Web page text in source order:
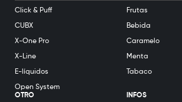
Click & Puff
CUBX
X-One Pro
X-Line
E-líquidos
Open System
Frutas
Bebida
Caramelo
Menta
Tabaco
OTRO INFOS